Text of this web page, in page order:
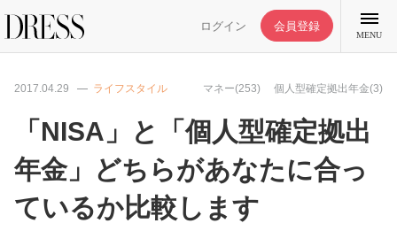
ログイン 会員登録
MENU
特集記事
DRESS部活
2017.04.29 ライフスタイル マネー(253) 個人型確定拠出年金(3)
「NISA」と「個人型確定拠出
年金」どちらがあなたに合っ
ているか比較します